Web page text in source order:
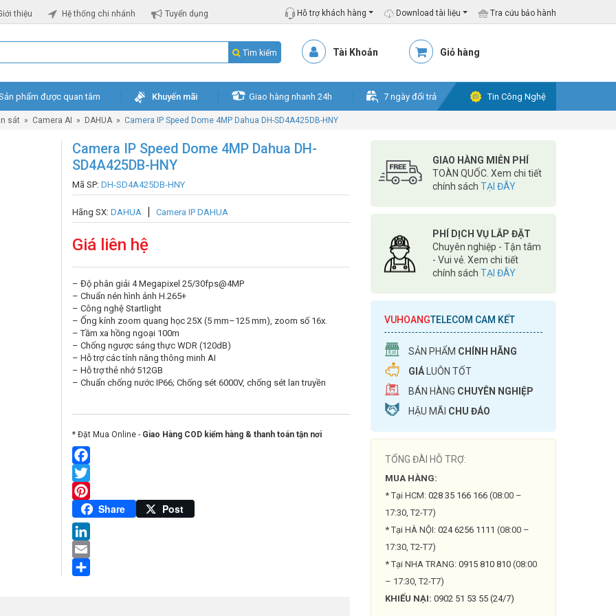
thiệu Hệ thống chi nhánh Tuyển dụng Hỗ trợ khách hàng Download tài liệu Tra cứu bảo hành
Tìm kiếm Tài Khoản Giỏ hàng
phẩm được quan tâm Khuyến mãi Giao hàng nhanh 24h 7 ngày đổi trả Tin Công Nghệ
sát » Camera AI » DAHUA » Camera IP Speed Dome 4MP Dahua DH-SD4A425DB-HNY
Camera IP Speed Dome 4MP Dahua DH-
SD4A425DB-HNY
Mã SP: DH-SD4A425DB-HNY
Hãng SX: DAHUA Camera IP DAHUA
Giá liên hệ
– Độ phân giải 4 Megapixel 25/30fps@4MP
– Chuẩn nén hình ảnh H.265+
– Công nghệ Startlight
– Ống kính zoom quang học 25X (5 mm–125 mm), zoom số 16x.
– Tầm xa hồng ngoại 100m
– Chống ngược sáng thực WDR (120dB)
– Hỗ trợ các tính năng thông minh AI
– Hỗ trợ thẻ nhớ 512GB
– Chuẩn chống nước IP66; Chống sét 6000V, chống sét lan truyền
* Đặt Mua Online - Giao Hàng COD kiểm hàng & thanh toán tận nơi
Facebook
Twitter
Pinterest
Share Post
LinkedIn
Email
GIAO HÀNG MIỄN PHÍ
TOÀN QUỐC. Xem chi tiết
chính sách TẠI ĐÂY
PHÍ DỊCH VỤ LẮP ĐẶT
Chuyên nghiệp - Tận tâm
- Vui vẻ. Xem chi tiết
chính sách TẠI ĐÂY
VUHOANGTELECOM CAM KẾT
SẢN PHẨM CHÍNH HÃNG
GIÁ LUÔN TỐT
BÁN HÀNG CHUYÊN NGHIỆP
HẬU MÃI CHU ĐÁO
TỔNG ĐÀI HỖ TRỢ:
MUA HÀNG:
* Tại HCM: 028 35 166 166 (08:00 –
17:30, T2-T7)
* Tại HÀ NỘI: 024 6256 1111 (08:00 –
17:30, T2-T7)
* Tại NHA TRANG: 0915 810 810 (08:00
– 17:30, T2-T7)
KHIẾU NẠI: 0902 51 53 55 (24/7)